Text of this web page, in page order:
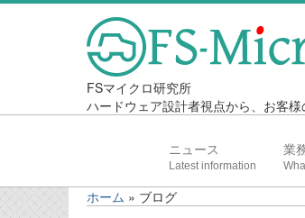
FSマイクロ研究所
ハードウェア設計者視点から、お客
ニュース 業
ホーム » ブログ